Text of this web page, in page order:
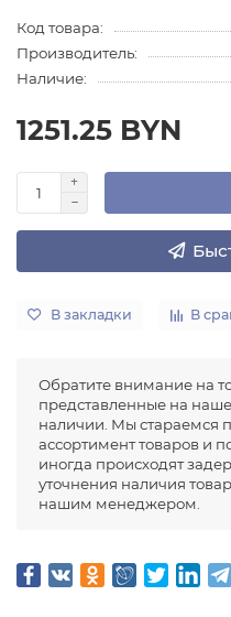
Код товара:
Производитель:
Наличие:
1251.25 BYN
В закладки В
Обратите внимание на
представленные на
наличии. Мы стараемся
ассортимент товаров и
иногда происходят
уточнения наличия
нашим менеджером.